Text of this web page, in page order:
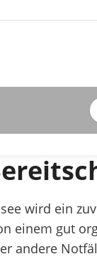
wird ein
einem gut
andere